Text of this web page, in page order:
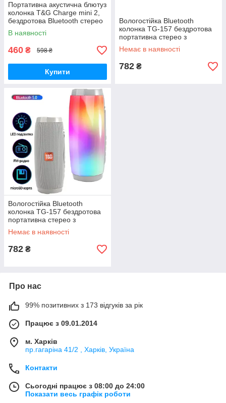
Портативна акустична блютуз
колонка T&G Charge mini 2,
бездротова Bluetooth стерео
міні колонка
В наявності
460 ₴ 598 ₴
Купити
Вологостійка Bluetooth
колонка TG-157 бездротова
портативна стерео з
підсвічуванням і FM-радіо
Немає в наявності
782 ₴
Вологостійка Bluetooth
колонка TG-157 бездротова
портативна стерео з
підсвічуванням і FM-радіо
Червоний
Немає в наявності
782 ₴
Про нас
99% позитивних з 173 відгуків за рік
Працює з 09.01.2014
м. Харків
пр.гагаріна 41/2 , Харків, Україна
Контакти
Сьогодні працює з 08:00 до 24:00
Показати весь графік роботи